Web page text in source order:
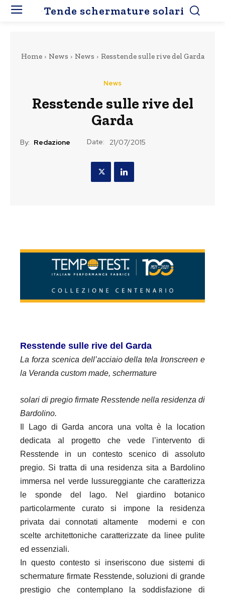
Tende schermature solari
Home News News Resstende sulle rive del Garda
News
Resstende sulle rive del
Garda
By: Redazione Date: 21/07/2015
Resstende sulle rive del Garda
La forza scenica dell’acciaio della tela Ironscreen e
la Veranda custom made, schermature
solari di pregio firmate Resstende nella residenza di
Bardolino.
Il Lago di Garda ancora una volta è la location
dedicata al progetto che vede l’intervento di
Resstende in un contesto scenico di assoluto
pregio. Si tratta di una residenza sita a Bardolino
immersa nel verde lussureggiante che caratterizza
le sponde del lago. Nel giardino botanico
particolarmente curato si impone la residenza
privata dai connotati altamente moderni e con
scelte architettoniche caratterizzate da linee pulite
ed essenziali.
In questo contesto si inseriscono due sistemi di
schermature firmate Resstende, soluzioni di grande
prestigio che contemplano la soddisfazione di